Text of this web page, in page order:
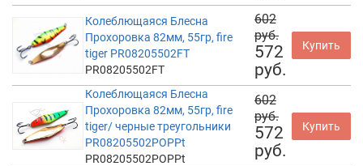
Колеблющаяся Блесна
Прохоровка 82мм, 55гр, fire
tiger PR08205502FT
PR08205502FT
602
руб.
572
руб.
Купить
Колеблющаяся Блесна
Прохоровка 82мм, 55гр, fire
tiger/ черные треугольники
PR08205502POPPt
PR08205502POPPt
602
руб.
572
руб.
Купить